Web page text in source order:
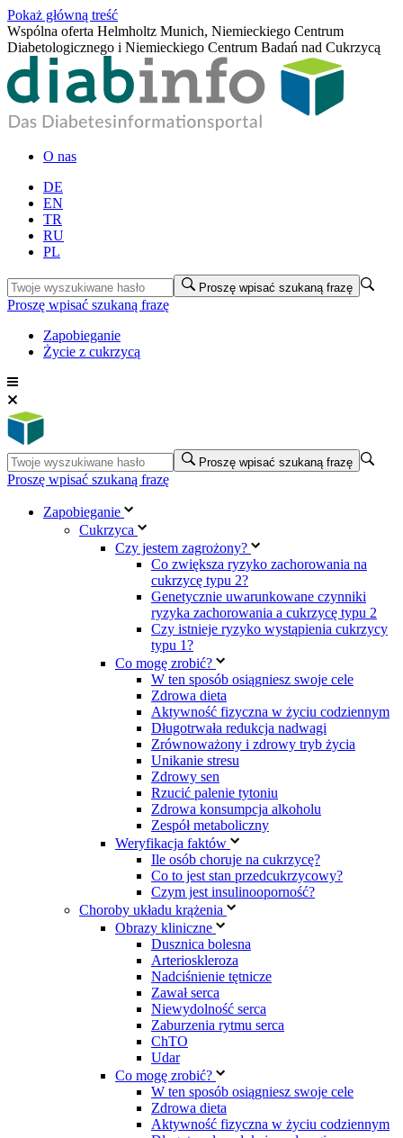
Pokaż główną treść
Wspólna oferta Helmholtz Munich, Niemieckiego Centrum
Diabetologicznego i Niemieckiego Centrum Badań nad Cukrzycą
O nas
DE
EN
TR
RU
PL
Proszę wpisać szukaną frazę
Proszę wpisać szukaną frazę
Zapobieganie
Życie z cukrzycą
Proszę wpisać szukaną frazę
Proszę wpisać szukaną frazę
Zapobieganie
Cukrzyca
Czy jestem zagrożony?
Co zwiększa ryzyko zachorowania na
cukrzycę typu 2?
Genetycznie uwarunkowane czynniki
ryzyka zachorowania a cukrzycę typu 2
Czy istnieje ryzyko wystąpienia cukrzycy
typu 1?
Co mogę zrobić?
W ten sposób osiągniesz swoje cele
Zdrowa dieta
Aktywność fizyczna w życiu codziennym
Długotrwała redukcja nadwagi
Zrównoważony i zdrowy tryb życia
Unikanie stresu
Zdrowy sen
Rzucić palenie tytoniu
Zdrowa konsumpcja alkoholu
Zespół metaboliczny
Weryfikacja faktów
Ile osób choruje na cukrzycę?
Co to jest stan przedcukrzycowy?
Czym jest insulinooporność?
Choroby układu krążenia
Obrazy kliniczne
Dusznica bolesna
Arterioskleroza
Nadciśnienie tętnicze
Zawał serca
Niewydolność serca
Zaburzenia rytmu serca
ChTO
Udar
Co mogę zrobić?
W ten sposób osiągniesz swoje cele
Zdrowa dieta
Aktywność fizyczna w życiu codziennym